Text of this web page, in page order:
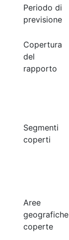
Periodo di
previsione
Copertura
del
rapporto
Segmenti
coperti
Aree
geografiche
coperte